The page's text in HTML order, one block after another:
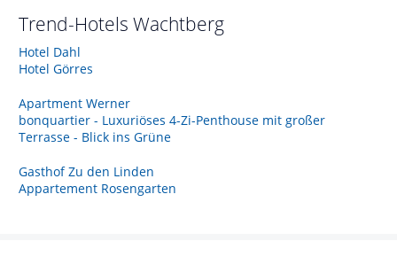
Trend-Hotels Wachtberg
Hotel Dahl
Hotel Görres
Apartment Werner
bonquartier - Luxuriöses 4-Zi-Penthouse mit großer
Terrasse - Blick ins Grüne
Gasthof Zu den Linden
Appartement Rosengarten